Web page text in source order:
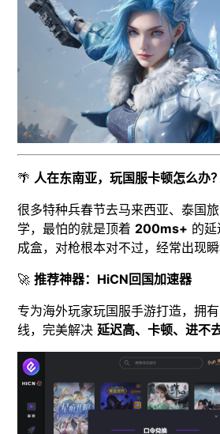
🌴 人在东南亚，玩国服卡顿怎么办？
很多特种兵春节去马来西亚、泰国
学，最怕的就是顶着 200ms+ 的
成盒，对枪根本对不过，经常出现瞬
🚀推荐神器：HiCN回国加速器
专为海外玩家玩国服手游打造，拥
线，完美解决延迟高、卡顿、进不